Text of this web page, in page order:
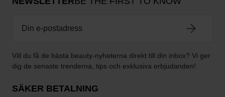
Vill du få de bästa beauty-nyheterna direkt till din inbox? Vi ger
dig de senaste trenderna, tips och exklusiva erbjudanden!
SÄKER BETALNING